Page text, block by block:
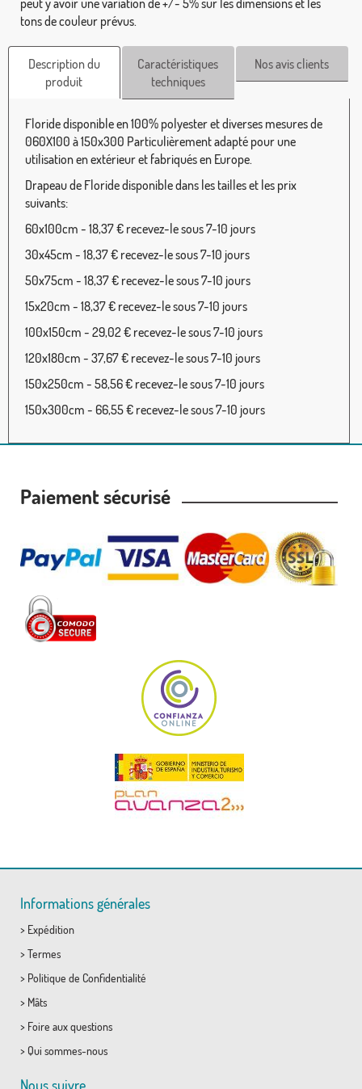
peut y avoir une variation de +/- 5% sur les dimensions et les
tons de couleur prévus.
Description du
produit
Caractéristiques
techniques
Nos avis clients
Floride disponible en 100% polyester et diverses mesures de
060X100 à 150x300 Particulièrement adapté pour une
utilisation en extérieur et fabriqués en Europe.
Drapeau de Floride disponible dans les tailles et les prix
suivants:
60x100cm - 18,37 € recevez-le sous 7-10 jours
30x45cm - 18,37 € recevez-le sous 7-10 jours
50x75cm - 18,37 € recevez-le sous 7-10 jours
15x20cm - 18,37 € recevez-le sous 7-10 jours
100x150cm - 29,02 € recevez-le sous 7-10 jours
120x180cm - 37,67 € recevez-le sous 7-10 jours
150x250cm - 58,56 € recevez-le sous 7-10 jours
150x300cm - 66,55 € recevez-le sous 7-10 jours
Paiement sécurisé
Informations générales
> Expédition
> Termes
> Politique de Confidentialité
> Mâts
> Foire aux questions
> Qui sommes-nous
Nous suivre